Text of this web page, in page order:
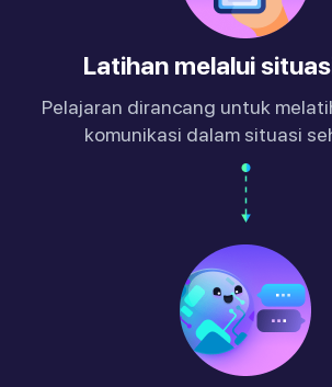
Latihan melalui
Pelajaran dirancang untuk
komunikasi dalam situasi